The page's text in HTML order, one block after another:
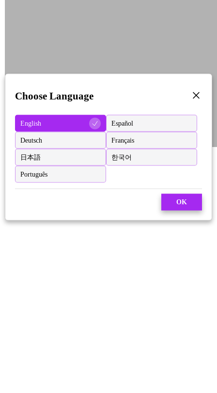
Choose Language
English Español
Deutsch Français
日本語 한국어
Português
OK